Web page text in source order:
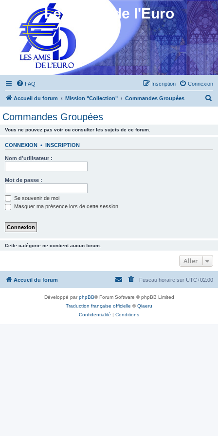
Les Amis de l'Euro
FAQ Connexion
Inscription
Accueil du forum Mission "Collection" Commandes Groupées
Commandes Groupées
Vous ne pouvez pas voir ou consulter les sujets de ce forum.
CONNEXION • INSCRIPTION
Nom d’utilisateur :
Mot de passe :
Se souvenir de moi
Masquer ma présence lors de cette session
Cette catégorie ne contient aucun forum.
Aller
Accueil du forum Fuseau horaire sur UTC+02:00
Développé parphpBB® Forum Software © phpBB Limited
Traduction française officielle ©Qiaeru
Confidentialité | Conditions